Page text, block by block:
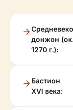
донжон
1270 г.):
Бастион
XVI века: